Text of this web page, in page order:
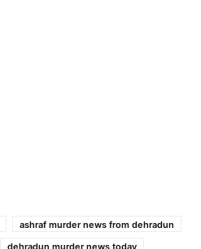
ashraf murder news from dehradun